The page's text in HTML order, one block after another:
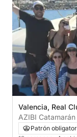
Valencia, Real
Valencia
AZIBI
Patrón